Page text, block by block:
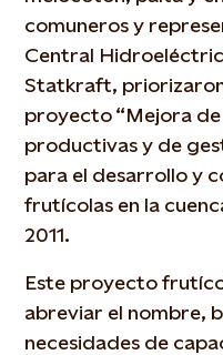
comuneros y
Central
Statkraft,
proyecto “Mejora
productivas y de
para el desarrollo y
frutícolas en la
2011.
Este proyecto
abreviar el nombre,
necesidades de